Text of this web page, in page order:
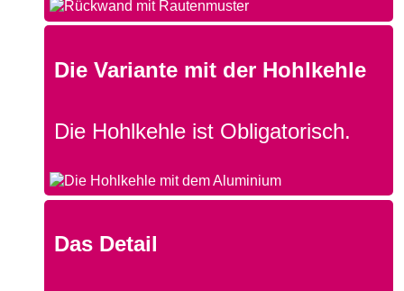
Die Variante mit der Hohlkehle
Die Hohlkehle ist Obligatorisch.
Das Detail